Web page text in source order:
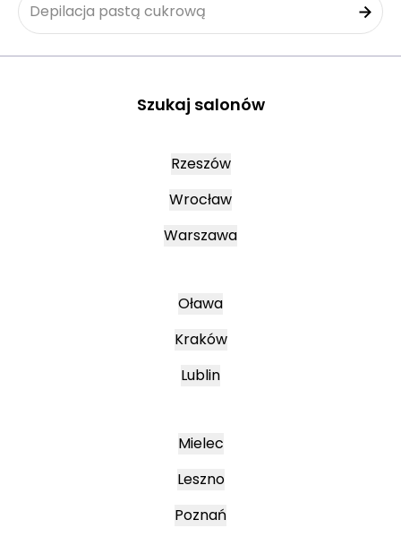
Depilacja pastą cukrową
Szukaj salonów
Rzeszów
Wrocław
Warszawa
Oława
Kraków
Lublin
Mielec
Leszno
Poznań